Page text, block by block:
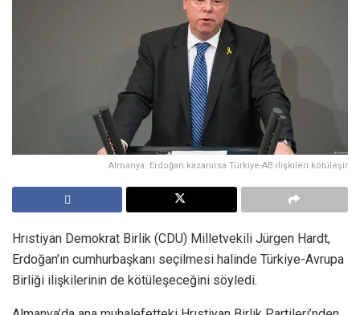
Almanya: Erdoğan kazanırsa Türkiye-AB ilişkileri kötüleşir
Hrıstiyan Demokrat Birlik (CDU) Milletvekili Jürgen Hardt,
Erdoğan’ın cumhurbaşkanı seçilmesi halinde Türkiye-Avrupa
Birliği ilişkilerinin de kötüleşeceğini söyledi.